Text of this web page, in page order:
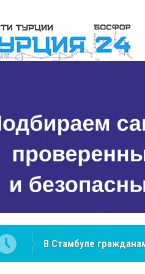
NCS Jeans: